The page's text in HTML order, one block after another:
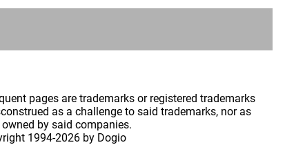
pages are trademarks or registered trademarks
as a challenge to said trademarks, nor as
by said companies.
1994-2026 by Dogio